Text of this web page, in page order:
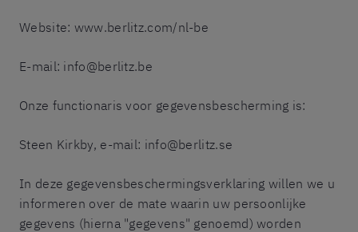
Website: www.berlitz.com/nl-be
E-mail: info@berlitz.be
Onze functionaris voor gegevensbescherming is:
Steen Kirkby, e-mail: info@berlitz.se
In deze gegevensbeschermingsverklaring willen we u
informeren over de mate waarin uw persoonlijke
gegevens (hierna "gegevens" genoemd) worden